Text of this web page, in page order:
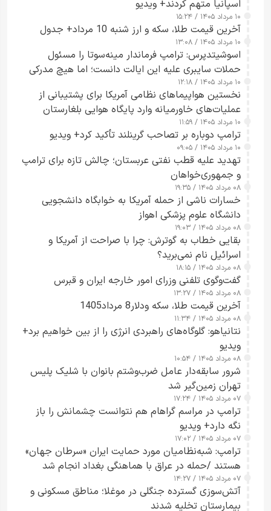
اسپانیا متهم کردند+ ویدیو
۱۰ مرداد ۱۴۰۵ / ۱۵:۲۴
آخرین قیمت طلا، سکه و ارز شنبه 10 مرداد+ جدول
۱۰ مرداد ۱۴۰۵ / ۱۳:۰۸
اسوشیتدپرس: ترامپ فرماندار مینه‌سوتا را مسئول
حملات سایبری علیه این ایالت دانست؛ اما هیچ مدرکی
ارائه نکرد
۱۰ مرداد ۱۴۰۵ / ۱۲:۱۸
نخستین هواپیماهای نظامی آمریکا برای پشتیبانی از
عملیات‌های خاورمیانه وارد پایگاه هوایی بلغارستان
شدند
۱۰ مرداد ۱۴۰۵ / ۱۱:۵۹
ترامپ دوباره بر تصاحب گرینلند تأکید کرد+ ویدیو
۱۰ مرداد ۱۴۰۵ / ۰۹:۰۵
تهدید علیه قطب نفتی عربستان؛ چالش تازه برای ترامپ
و جمهوری‌خواهان
۰۸ مرداد ۱۴۰۵ / ۱۹:۳۵
خسارات ناشی از حمله آمریکا به خوابگاه دانشجویی
دانشگاه علوم پزشکی اهواز
۰۸ مرداد ۱۴۰۵ / ۱۹:۰۳
بقایی خطاب به گوترش: چرا با صراحت از آمریکا و
اسرائیل نام نمی‌برید؟
۰۸ مرداد ۱۴۰۵ / ۱۸:۱۵
گفت‌وگوی تلفنی وزرای امور خارجه ایران و قبرس
۰۸ مرداد ۱۴۰۵ / ۱۳:۲۷
آخرین قیمت طلا، سکه ودلار8 مرداد1405
۰۸ مرداد ۱۴۰۵ / ۱۱:۳۴
نتانیاهو: گلوگاه‌های راهبردی انرژی را از بین خواهیم برد+
ویدیو
۰۸ مرداد ۱۴۰۵ / ۱۰:۵۴
شرور سابقه‌دار عامل ضرب‌وشتم بانوان با شلیک پلیس
تهران زمین‌گیر شد
۰۷ مرداد ۱۴۰۵ / ۱۷:۲۴
ترامپ در مراسم گراهام هم نتوانست چشمانش را باز
نگه دارد+ ویدیو
۰۷ مرداد ۱۴۰۵ / ۱۷:۰۲
ترامپ: شبه‌نظامیان مورد حمایت ایران «سرطان جهان»
هستند /حمله در عراق با هماهنگی بغداد انجام شد
۰۷ مرداد ۱۴۰۵ / ۱۴:۲۷
آتش‌سوزی گسترده جنگلی در موغلا؛ مناطق مسکونی و
بیمارستان تخلیه شدند